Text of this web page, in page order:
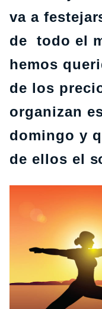
va a
de todo el
hemos
de los
organizan
domingo y
de ellos el